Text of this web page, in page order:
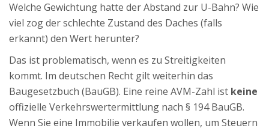
Welche Gewichtung hatte der Abstand zur U-Bahn? Wie
viel zog der schlechte Zustand des Daches (falls
erkannt) den Wert herunter?
Das ist problematisch, wenn es zu Streitigkeiten
kommt. Im deutschen Recht gilt weiterhin das
Baugesetzbuch (BauGB). Eine reine AVM-Zahl ist keine
offizielle Verkehrswertermittlung nach § 194 BauGB.
Wenn Sie eine Immobilie verkaufen wollen, um Steuern